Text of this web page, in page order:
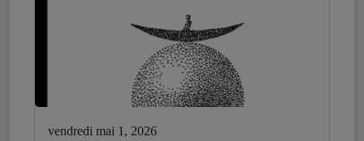
vendredi mai 1, 2026